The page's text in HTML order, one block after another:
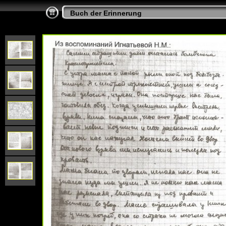
Buch der Erinnerung